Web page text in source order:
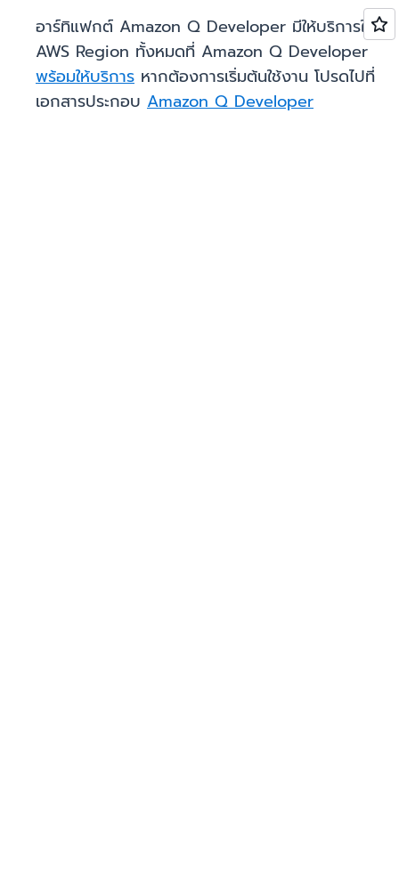
อาร์ทิแฟกต์ Amazon Q Developer มีให้บริการใน
AWS Region ทั้งหมดที่ Amazon Q Developer
พร้อมให้บริการ หากต้องการเริ่มต้นใช้งาน โปรดไปที่
เอกสารประกอบ Amazon Q Developer